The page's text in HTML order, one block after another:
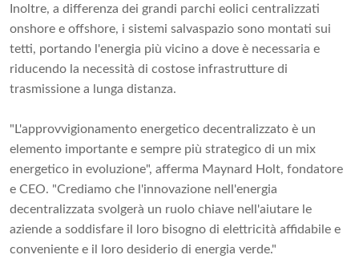
Inoltre, a differenza dei grandi parchi eolici centralizzati
onshore e offshore, i sistemi salvaspazio sono montati sui
tetti, portando l'energia più vicino a dove è necessaria e
riducendo la necessità di costose infrastrutture di
trasmissione a lunga distanza.
"L'approvvigionamento energetico decentralizzato è un
elemento importante e sempre più strategico di un mix
energetico in evoluzione", afferma Maynard Holt, fondatore
e CEO. "Crediamo che l'innovazione nell'energia
decentralizzata svolgerà un ruolo chiave nell'aiutare le
aziende a soddisfare il loro bisogno di elettricità affidabile e
conveniente e il loro desiderio di energia verde."